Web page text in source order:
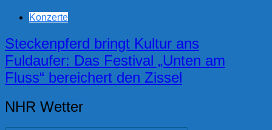
Konzerte
Steckenpferd bringt Kultur ans
Fuldaufer: Das Festival „Unten am
Fluss“ bereichert den Zissel
NHR Wetter